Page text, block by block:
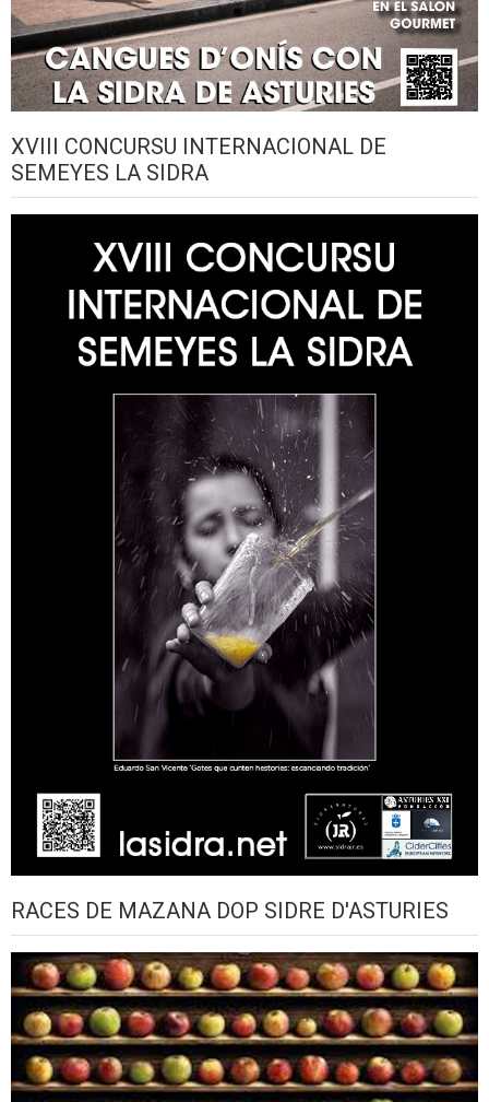
XVIII CONCURSU INTERNACIONAL DE
SEMEYES LA SIDRA
RACES DE MAZANA DOP SIDRE D'ASTURIES